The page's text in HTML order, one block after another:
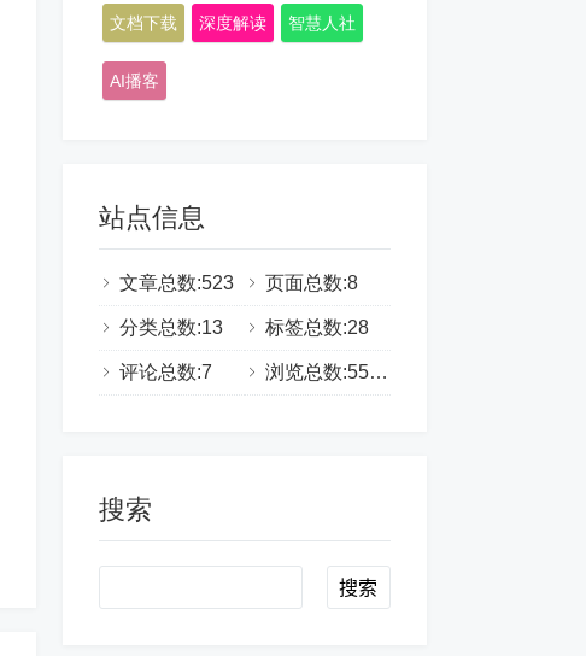
文档下载 深度解读 智慧人社
AI播客
站点信息
文章总数:523 页面总数:8
分类总数:13 标签总数:28
评论总数:7 浏览总数:555334
搜索
Search